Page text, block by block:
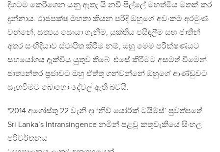
දිගටම කෙරීගෙන යනු ඇතැ යි නවී පිල්ලේ මහත්මිය මතක් කර
දුන්නාය. රාජපක්ෂ මහතා කියන පරිදි ඔහුගේ අවංකම අරමුණ
වන්නේ, සත්‍යය සොයා ගැනීම, යුක්තිය පසිඳලීම සහ ජාතීන්
අතර සංහිඳියාව ස්ථාපිත කිරීම නම්, ඔහු මෙම පරීක්ෂණයට
සහයෝගය දැක්විය යුතුව තිබේ. එසේ කිරීමට අසමත් වීමෙන්
ජාත්‍යන්තර ප‍්‍රජාවට ඔහු ඒත්තු ගන්වන්නේ ඔහුගේ ආණ්ඩුවට
සැඟවීමට බොහෝ දේවල් ඇති බවයි.
*2014 අගෝස්තු 22 වැනි දා ‘නිව් යෝර්ක් ටයිම්ස්’ පුවත්පතේ
Sri Lanka’s Intransingence නමින් පළවූ කතුවැකියේ සිංහල
පරිවර්තනය